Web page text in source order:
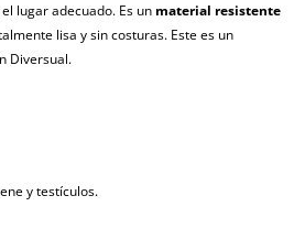
lugar adecuado. Es un material resistente
lisa y sin costuras. Este es un
Diversual.
y testículos.